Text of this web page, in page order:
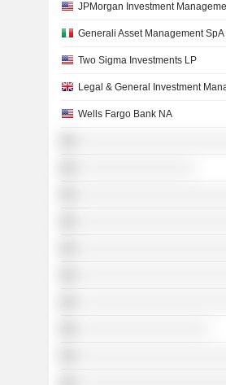
JPMorgan Investment
Generali Asset Management SpA
Two Sigma Investments LP
Legal & General Investment
Wells Fargo Bank NA